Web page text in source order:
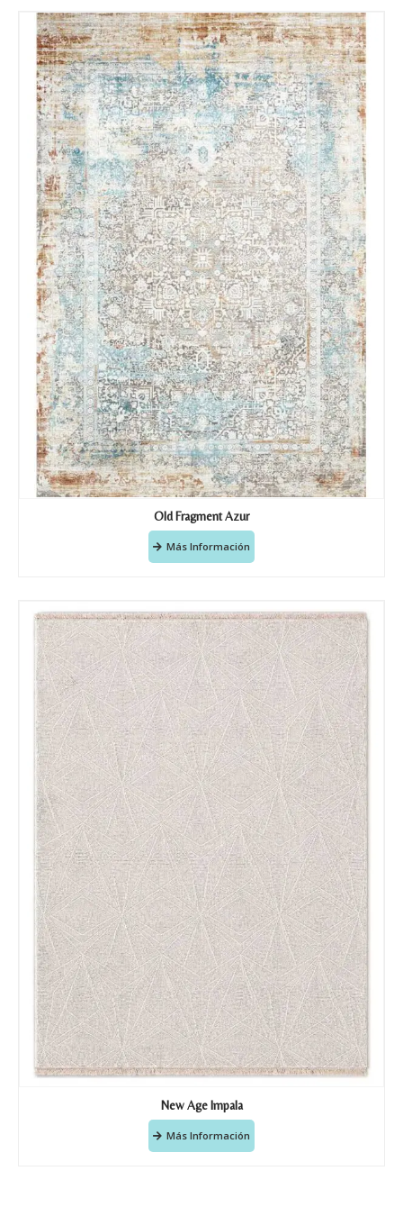
Old Fragment Azur
Más Información
New Age Impala
Más Información